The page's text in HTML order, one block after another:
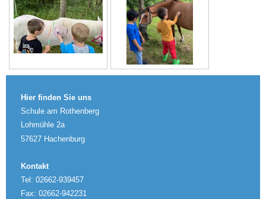
Hier finden Sie uns
Schule am Rothenberg
Lohmühle 2a
57627 Hachenburg
Kontakt
Tel: 02662-939457
Fax: 02662-942231